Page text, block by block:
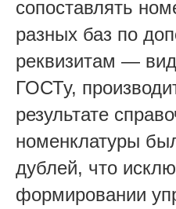
сопоставлять
разных баз по
реквизитам —
ГОСТу,
результате
номенклатуры
дублей, что
формировании